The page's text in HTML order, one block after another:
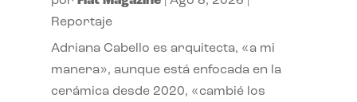
Reportaje
Adriana Cabello es arquitecta, «a mi
manera», aunque está enfocada en la
cerámica desde 2020, «cambié los